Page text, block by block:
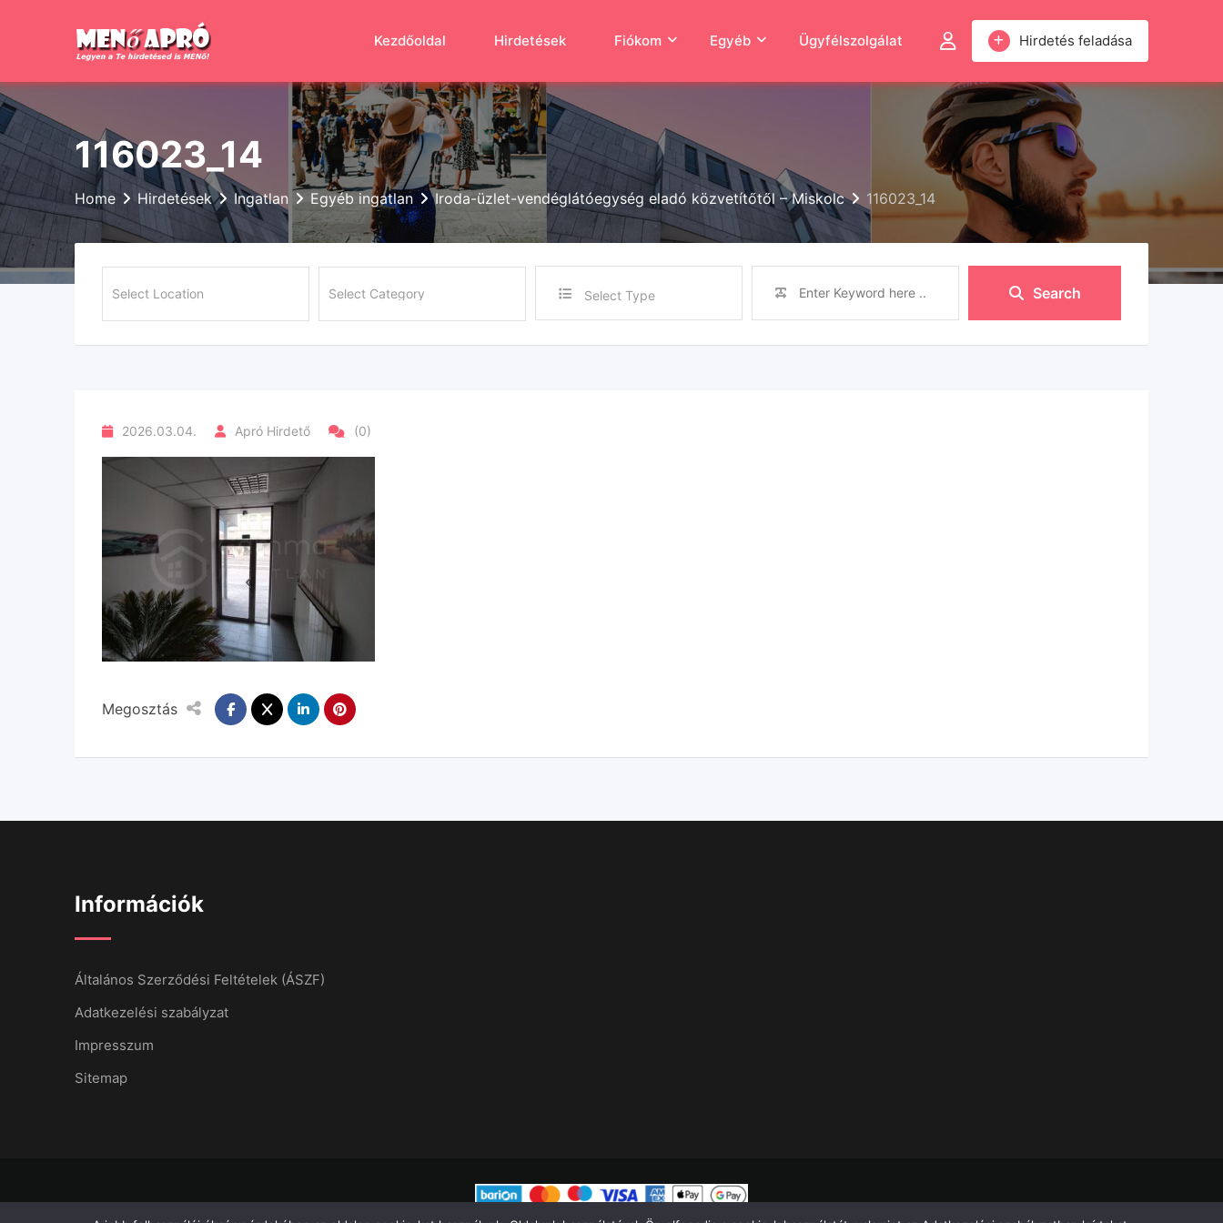
Hirdetés feladása
Kezdőoldal Hirdetések Fiókom Egyéb Ügyfélszolgálat
116023_14
Home Hirdetések Ingatlan Egyéb ingatlan Iroda-üzlet-vendéglátóegység eladó közvetítőtől – Miskolc 116023_14
Select Type Search
2026.03.04. Apró Hirdető (0)
Megosztás
Információk
Általános Szerződési Feltételek (ÁSZF)
Adatkezelési szabályzat
Impresszum
Sitemap